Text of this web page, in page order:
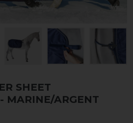
SHEET
MARINE/ARGENT